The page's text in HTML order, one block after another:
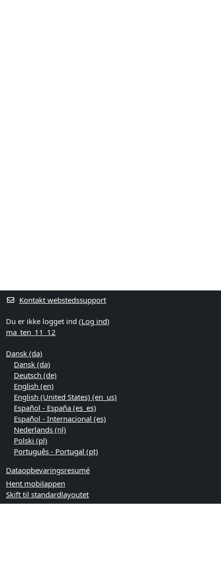
Kontakt webstedssupport
Du er ikke logget ind (Log ind)
ma_ten_11_12
Dansk ‎(da)‎
Dansk ‎(da)‎
Deutsch ‎(de)‎
English ‎(en)‎
English (United States) ‎(en_us)‎
Español - España ‎(es_es)‎
Español - Internacional ‎(es)‎
Nederlands ‎(nl)‎
Polski ‎(pl)‎
Português - Portugal ‎(pt)‎
Dataopbevaringsresumé
Hent mobilappen
Skift til standardlayoutet